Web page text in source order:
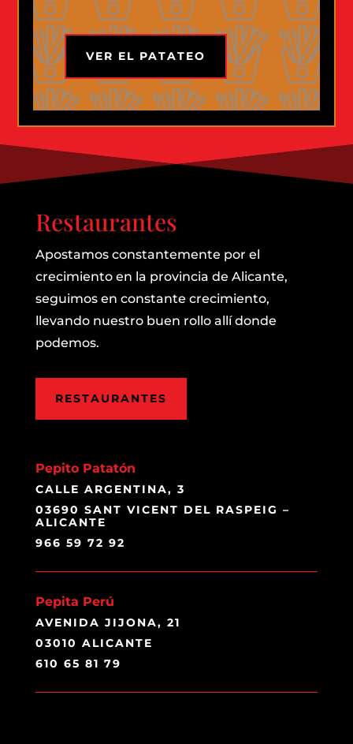
VER EL PATATEO
Restaurantes
Apostamos constantemente por el
crecimiento en la provincia de Alicante,
seguimos en constante crecimiento,
llevando nuestro buen rollo allí donde
podemos.
RESTAURANTES
Pepito Patatón
CALLE ARGENTINA, 3
03690 SANT VICENT DEL RASPEIG –
ALICANTE
966 59 72 92
Pepita Perú
AVENIDA JIJONA, 21
03010 ALICANTE
610 65 81 79